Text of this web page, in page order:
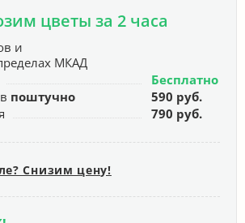
цветы за 2 часа
и
МКАД
Бесплатно
поштучно
590 руб.
790 руб.
Снизим цену!